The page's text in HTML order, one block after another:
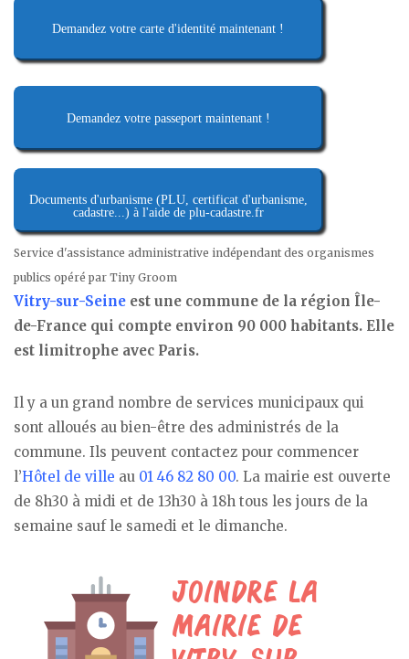
Demandez votre carte d'identité maintenant !
Demandez votre passeport maintenant !
Documents d'urbanisme (PLU, certificat d'urbanisme,
cadastre...) à l'aide de plu-cadastre.fr
Service d'assistance administrative indépendant des organismes
publics opéré par Tiny Groom
Vitry-sur-Seine est une commune de la région Île-
de-France qui compte environ 90 000 habitants. Elle
est limitrophe avec Paris.
Il y a un grand nombre de services municipaux qui
sont alloués au bien-être des administrés de la
commune. Ils peuvent contactez pour commencer
l’Hôtel de ville au 01 46 82 80 00. La mairie est ouverte
de 8h30 à midi et de 13h30 à 18h tous les jours de la
semaine sauf le samedi et le dimanche.